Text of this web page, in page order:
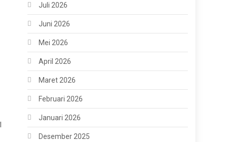
Juli 2026
Juni 2026
Mei 2026
April 2026
Maret 2026
Februari 2026
Januari 2026
Desember 2025